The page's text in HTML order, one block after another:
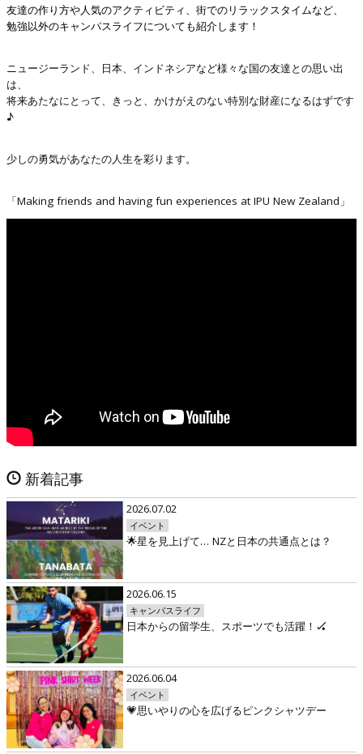
友達の作り方や人気のアクティビティ、 街でのリラックスタイムなど、
勉強以外のキャンパスライフについても紹介します！
ニュージーランド、日本、インドネシアなど様々な国の友達との思い出
は、
将来あたなにとって、きっと、かけがえのない特別な財産になるはずです
♪
少しの勇気があなたの人生を彩ります。
「Making friends and having fun experiences at IPU New Zealand」
新着記事
2026.07.02
イベント
🌟星を見上げて… NZと日本の共通点とは？
2026.06.15
キャンパスライフ
日本からの留学生、スポーツでも活躍！🏑
2026.06.04
イベント
💗思いやりの心を広げるピンクシャツデー